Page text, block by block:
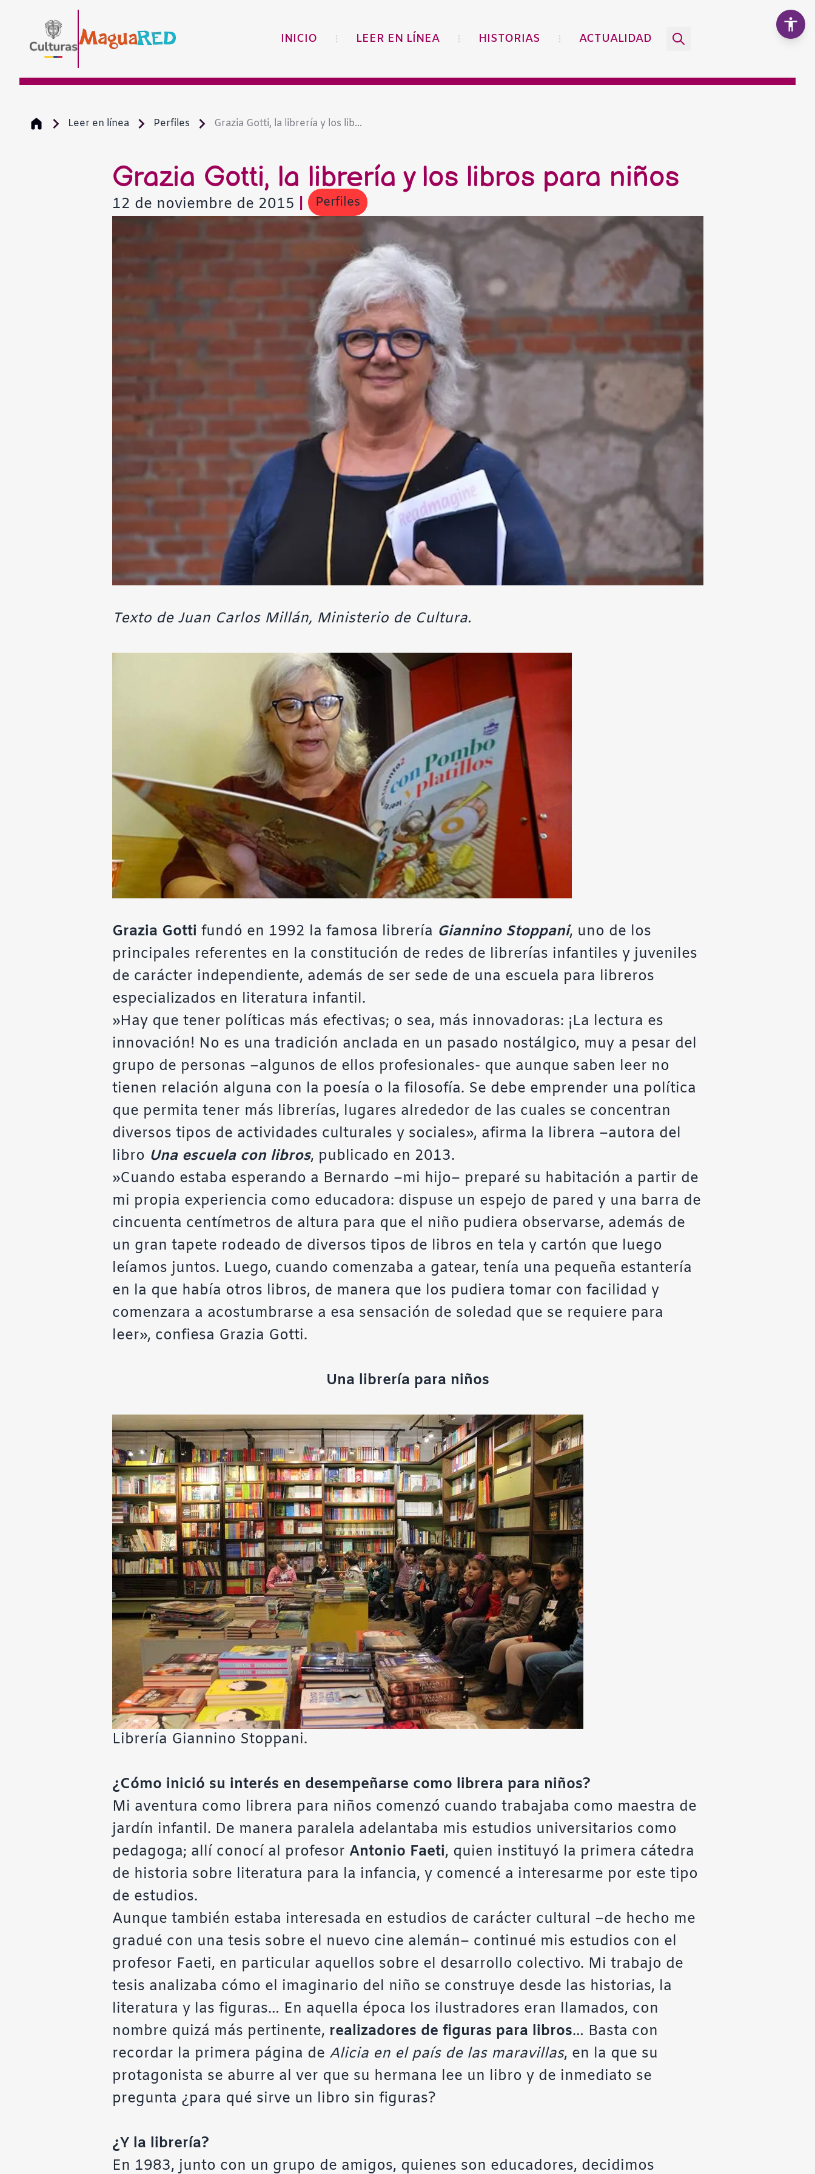
INICIO LEER EN LÍNEA HISTORIAS ACTUALIDAD
Leer en línea Perfiles Grazia Gotti, la librería y los lib...
Grazia Gotti, la librería y los libros para niños
12 de noviembre de 2015 Perfiles
Texto de Juan Carlos Millán, Ministerio de Cultura.
Grazia Gotti fundó en 1992 la famosa librería Giannino Stoppani, uno de los
principales referentes en la constitución de redes de librerías infantiles y juveniles
de carácter independiente, además de ser sede de una escuela para libreros
especializados en literatura infantil.
»Hay que tener políticas más efectivas; o sea, más innovadoras: ¡La lectura es
innovación! No es una tradición anclada en un pasado nostálgico, muy a pesar del
grupo de personas –algunos de ellos profesionales- que aunque saben leer no
tienen relación alguna con la poesía o la filosofía. Se debe emprender una política
que permita tener más librerías, lugares alrededor de las cuales se concentran
diversos tipos de actividades culturales y sociales», afirma la librera –autora del
libro Una escuela con libros, publicado en 2013.
»Cuando estaba esperando a Bernardo –mi hijo– preparé su habitación a partir de
mi propia experiencia como educadora: dispuse un espejo de pared y una barra de
cincuenta centímetros de altura para que el niño pudiera observarse, además de
un gran tapete rodeado de diversos tipos de libros en tela y cartón que luego
leíamos juntos. Luego, cuando comenzaba a gatear, tenía una pequeña estantería
en la que había otros libros, de manera que los pudiera tomar con facilidad y
comenzara a acostumbrarse a esa sensación de soledad que se requiere para
leer», confiesa Grazia Gotti.
Una librería para niños
Librería Giannino Stoppani.
¿Cómo inició su interés en desempeñarse como librera para niños?
Mi aventura como librera para niños comenzó cuando trabajaba como maestra de
jardín infantil. De manera paralela adelantaba mis estudios universitarios como
pedagoga; allí conocí al profesor Antonio Faeti, quien instituyó la primera cátedra
de historia sobre literatura para la infancia, y comencé a interesarme por este tipo
de estudios.
Aunque también estaba interesada en estudios de carácter cultural –de hecho me
gradué con una tesis sobre el nuevo cine alemán– continué mis estudios con el
profesor Faeti, en particular aquellos sobre el desarrollo colectivo. Mi trabajo de
tesis analizaba cómo el imaginario del niño se construye desde las historias, la
literatura y las figuras… En aquella época los ilustradores eran llamados, con
nombre quizá más pertinente, realizadores de figuras para libros… Basta con
recordar la primera página de Alicia en el país de las maravillas, en la que su
protagonista se aburre al ver que su hermana lee un libro y de inmediato se
pregunta ¿para qué sirve un libro sin figuras?
¿Y la librería?
En 1983, junto con un grupo de amigos, quienes son educadores, decidimos
Escala de grises
Fondo claro
Fuente legible